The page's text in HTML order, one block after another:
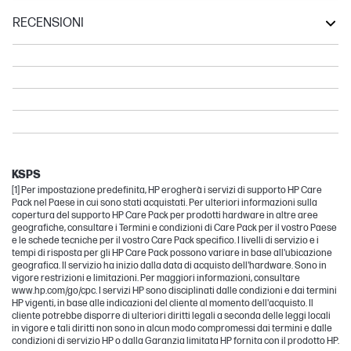
RECENSIONI
OmniStudio
OmniDesk Mini
OmniDesk
Other compatible products
Essential
KSPS
[1] Per impostazione predefinita, HP erogherà i servizi di supporto HP Care
Pack nel Paese in cui sono stati acquistati. Per ulteriori informazioni sulla
copertura del supporto HP Care Pack per prodotti hardware in altre aree
geografiche, consultare i Termini e condizioni di Care Pack per il vostro Paese
e le schede tecniche per il vostro Care Pack specifico. I livelli di servizio e i
tempi di risposta per gli HP Care Pack possono variare in base all'ubicazione
geografica. Il servizio ha inizio dalla data di acquisto dell'hardware. Sono in
vigore restrizioni e limitazioni. Per maggiori informazioni, consultare
www.hp.com/go/cpc. I servizi HP sono disciplinati dalle condizioni e dai termini
HP vigenti, in base alle indicazioni del cliente al momento dell'acquisto. Il
cliente potrebbe disporre di ulteriori diritti legali a seconda delle leggi locali
in vigore e tali diritti non sono in alcun modo compromessi dai termini e dalle
condizioni di servizio HP o dalla Garanzia limitata HP fornita con il prodotto HP.